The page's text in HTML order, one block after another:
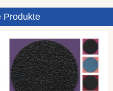
Produkte